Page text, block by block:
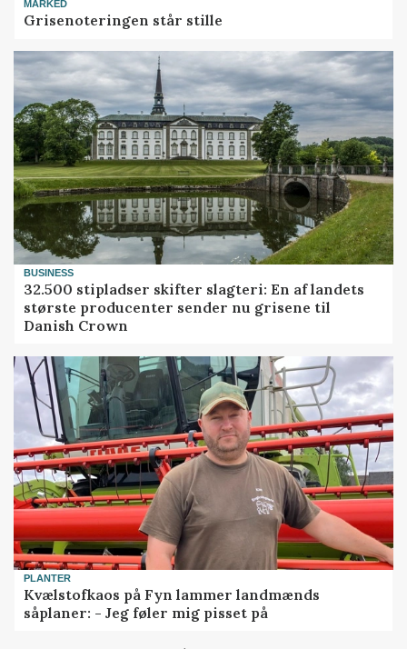
MARKED
Grisenoteringen står stille
BUSINESS
32.500 stipladser skifter slagteri: En af landets
største producenter sender nu grisene til
Danish Crown
PLANTER
Kvælstofkaos på Fyn lammer landmænds
såplaner: - Jeg føler mig pisset på